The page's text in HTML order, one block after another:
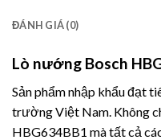
ĐÁNH GIÁ (0)
Lò nướng Bosch
Sản phẩm nhập khẩu đạt
trường Việt Nam. Không
HBG634BB1 mà tất cả